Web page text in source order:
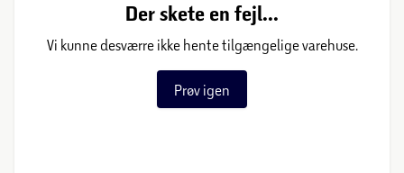
Der skete en fejl...
Vi kunne desværre ikke hente tilgængelige varehuse.
Prøv igen